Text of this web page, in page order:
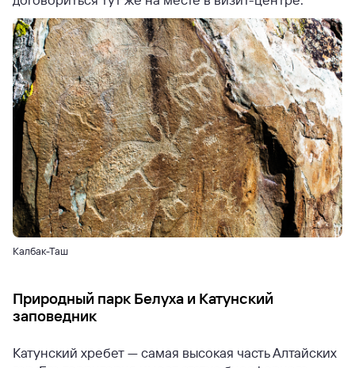
Калбак-Таш
Природный парк Белуха и Катунский
заповедник
Катунский хребет — самая высокая часть Алтайских